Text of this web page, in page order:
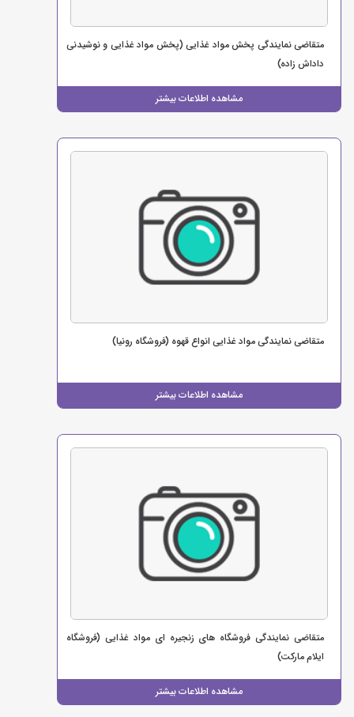
مشاهده اطلاعات بیشتر
متقاضی نمایندگی پخش مواد غذایی (پخش مواد غذایی و نوشیدنی
داداش زاده)
مشاهده اطلاعات بیشتر
متقاضی نمایندگی مواد غذایی انواع قهوه (فروشگاه رونیا)
مشاهده اطلاعات بیشتر
متقاضی نمایندگی فروشگاه های زنجیره ای مواد غذایی (فروشگاه
ایلام مارکت)